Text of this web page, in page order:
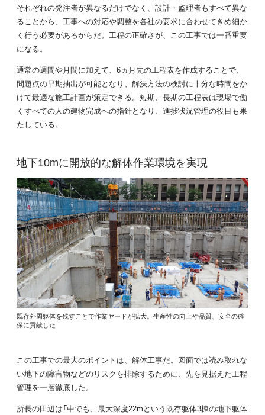
それぞれの発注者が異なるだけでなく、設計・監理者もすべて異な
ることから、工事への対応や調整を各社の要求に合わせてきめ細か
く行う必要があるからだ。工程の正確さが、この工事では一番重要
になる。
通常の週間や月間に加えて、6ヵ月先の工程表を作成することで、
問題点の早期抽出が可能となり、解決方法の検討に十分な時間をか
けて最適な施工計画が策定できる。短期、長期の工程表は現場で働
くすべての人の建物完成への指針となり、進捗状況管理の役目も果
たしている。
地下10mに開放的な解体作業環境を実現
既存外周躯体を残すことで作業ヤードが拡大。生産性の向上や品質、安全の確
保に貢献した
この工事での最大のポイントは、解体工事だ。図面では読み取れな
い地下の障害物などのリスクを排除するために、先を見据えた工程
管理を一層徹底した。
所長の田辺は「中でも、最大深度22mという既存躯体3棟の地下躯体